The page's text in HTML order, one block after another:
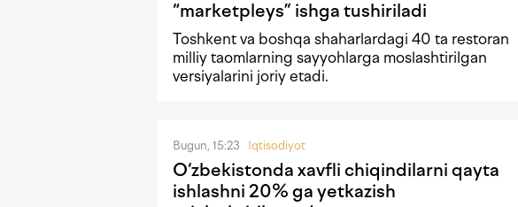
“marketpleys” ishga tushiriladi
Toshkent va boshqa shaharlardagi 40 ta restoran
milliy taomlarning sayyohlarga moslashtirilgan
versiyalarini joriy etadi.
Bugun, 15:23 Iqtisodiyot
O‘zbekistonda xavfli chiqindilarni qayta
ishlashni 20% ga yetkazish